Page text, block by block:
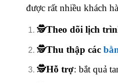
được rất nhiều khách
🕵️Theo dõi lịch
🕵️Thu thập các
🕵️Hỗ trợ: bắt quả